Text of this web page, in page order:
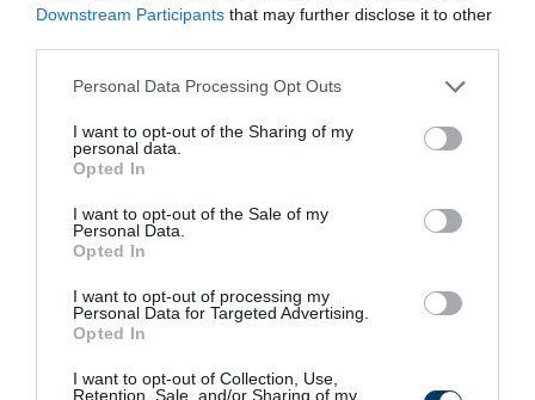
Downstream Participants that may further disclose it to other
Please note that this website/app uses one or more Google
not limited to your visit or usage behaviour. You may click to
grant or deny consent to Google and its third-party tags to
use your data for below specified purposes in below Google
consent section.
Personal Data Processing Opt Outs
I want to opt-out of the Sharing of my
personal data.
Opted In
I want to opt-out of the Sale of my
Personal Data.
Opted In
I want to opt-out of processing my
Personal Data for Targeted Advertising.
Opted In
I want to opt-out of Collection, Use,
Retention, Sale, and/or Sharing of my
sem tűnik lemondásnak
HONOR okostelefon mesterséges intelligencia